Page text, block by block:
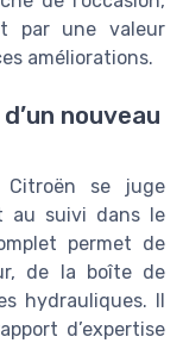
par une valeur
améliorations.
nouveau
Citroën se juge
au suivi dans le
permet de
de la boîte de
hydrauliques. Il
d’expertise